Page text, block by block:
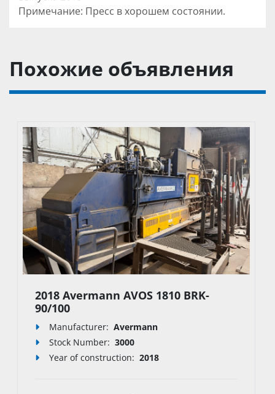
Примечание: Пресс в хорошем состоянии.
Похожие объявления
2018 Avermann AVOS 1810 BRK-
90/100
Manufacturer: Avermann
Stock Number: 3000
Year of construction: 2018